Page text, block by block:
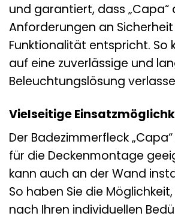
und garantiert, dass „Capa“
Anforderungen an
Funktionalität entspricht. So
auf eine zuverlässige und
Beleuchtungslösung
Vielseitige
Der Badezimmerfleck
für die Deckenmontage
kann auch an der Wand
So haben Sie die
nach Ihren individuellen